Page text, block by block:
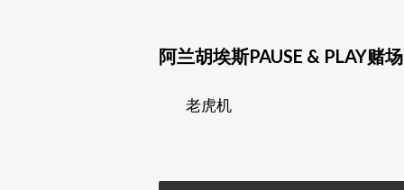
阿兰胡埃斯PAUSE & PLAY赌
老虎机